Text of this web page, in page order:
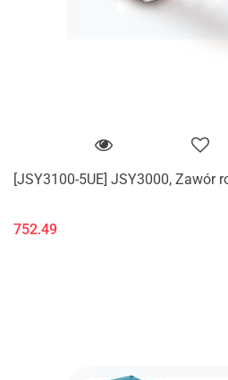
[JSY3100-5UE] JSY3000, Zawór
752.49